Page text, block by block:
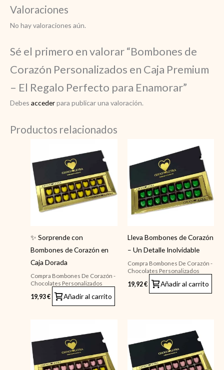
Valoraciones
No hay valoraciones aún.
Sé el primero en valorar “Bombones de
Corazón Personalizados en Caja Premium
– El Regalo Perfecto para Enamorar”
Debes accederpara publicar una valoración.
Productos relacionados
✨ Sorprende con
Bombones de Corazón en
Caja Dorada
Compra Bombones De Corazón -
Chocolates Personalizados
19,93€ Añadir al carrito
Lleva Bombones de Corazón
– Un Detalle Inolvidable
Compra Bombones De Corazón -
Chocolates Personalizados
19,92€ Añadir al carrito